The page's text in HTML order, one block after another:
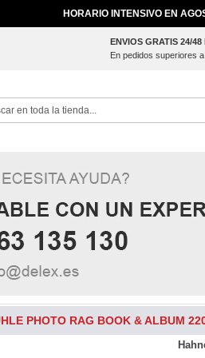
HORARIO INTENSIVO EN
ENVIOS GRATIS 24/48
En pedidos superiores a
PHOTO RAG BOOK & ALBUM